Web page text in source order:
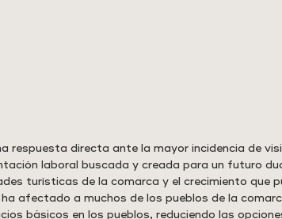
respuesta directa ante la mayor incidencia de
laboral buscada y creada para un futuro
turísticas de la comarca y el crecimiento que
afectado a muchos de los pueblos de la
básicos en los pueblos, reduciendo las